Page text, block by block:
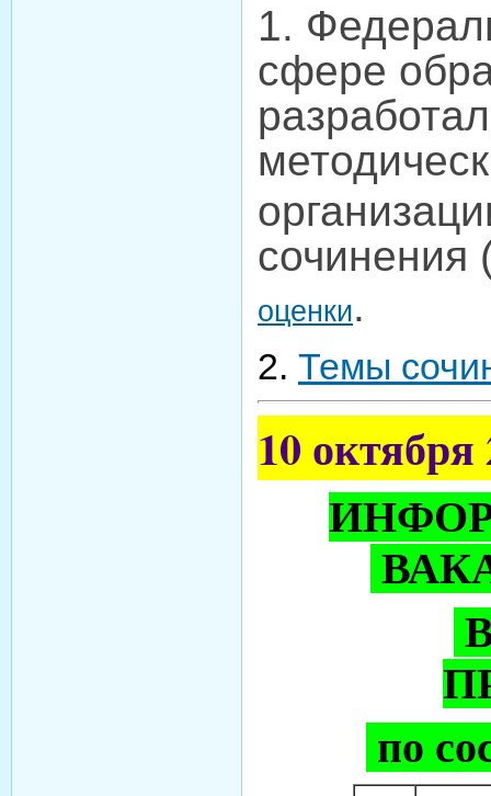
1.
сфере
сочинения
оценки.
2. Темы
10 октября
по